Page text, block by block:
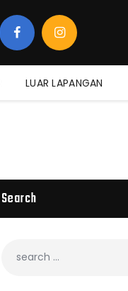
LUAR LAPANGAN
Search